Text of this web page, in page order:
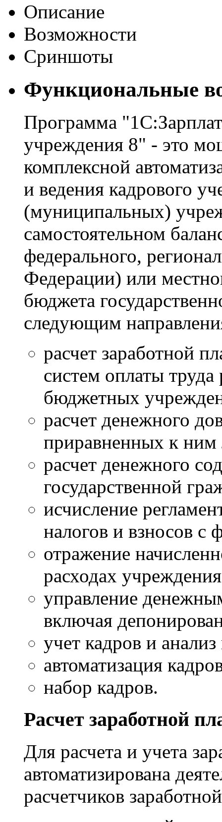
Описание
Возможности
Сриншоты
Функциональные
Программа
учреждения 8" - это
комплексной
и ведения кадрового
(муниципальных)
самостоятельном
федерального,
Федерации) или
бюджета
следующим
расчет заработной
систем оплаты
бюджетных
расчет денежного
приравненных к ним
расчет денежного
государственной
исчисление
налогов и взносов с
отражение
расходах
управление
включая
учет кадров и анализ
автоматизация
набор кадров.
Расчет заработной
Для расчета и учета
автоматизирована
расчетчиков